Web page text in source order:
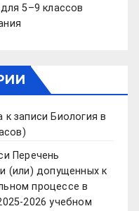
5–9 классов
к записи Биология в
Перечень
(или) допущенных к
процессе в
2026 учебном